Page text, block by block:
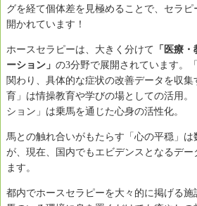
グを経て個体差を見極めることで、セラ
開かれています！
ホースセラピーは、大きく分けて 「医療
ーション」 の3分野で展開されています。
関わり、具体的な症状の改善データを収
育」は情操教育や学びの場としての活用
ション」は乗馬を通じた心身の活性化。
馬との触れ合いがもたらす「心の平穏」
が、現在、国内でもエビデンスとなるデ
ます。
都内でホースセラピーを大々的に掲げる施